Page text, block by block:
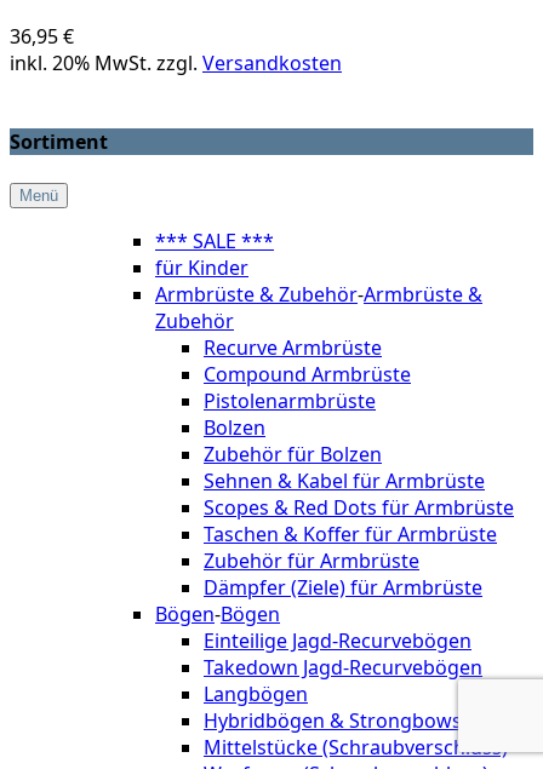
36,95 €
inkl. 20% MwSt. zzgl. Versandkosten
Sortiment
Menü
*** SALE ***
für Kinder
Armbrüste & Zubehör-Armbrüste &
Zubehör
Recurve Armbrüste
Compound Armbrüste
Pistolenarmbrüste
Bolzen
Zubehör für Bolzen
Sehnen & Kabel für Armbrüste
Scopes & Red Dots für Armbrüste
Taschen & Koffer für Armbrüste
Zubehör für Armbrüste
Dämpfer (Ziele) für Armbrüste
Bögen-Bögen
Einteilige Jagd-Recurvebögen
Takedown Jagd-Recurvebögen
Langbögen
Hybridbögen & Strongbows
Mittelstücke (Schraubverschluss)